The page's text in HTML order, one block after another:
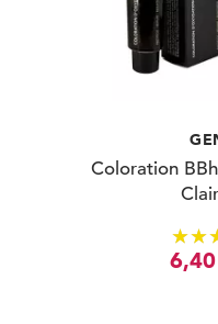
Coloration